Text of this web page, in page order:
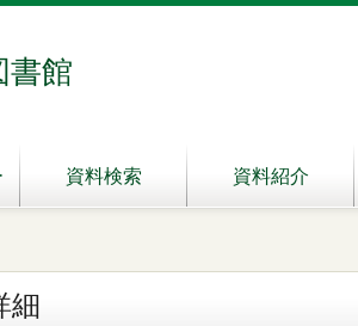
書館
資料検索 資料紹介
細